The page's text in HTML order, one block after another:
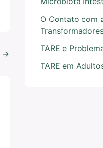
→
O Contato com
TARE e
TARE em